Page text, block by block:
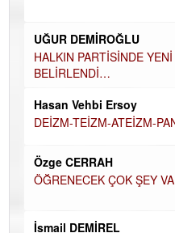
UĞUR DEMİROĞLU
HALKIN PARTİSİNDE
BELİRLENDİ…
Hasan Vehbi Ersoy
DEİZM-TEİZM-ATEİZM-
Özge CERRAH
ÖĞRENECEK ÇOK ŞEY
İsmail DEMİREL